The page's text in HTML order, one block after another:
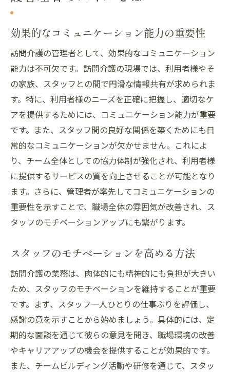
効果的なコミュニケーション能力の重要性
訪問介護の管理者として、効果的なコミュニケーション
能力は不可欠です。訪問介護の現場では、利用者様やそ
の家族、スタッフとの間で円滑な情報共有が求められま
す。特に、利用者様のニーズを正確に把握し、適切なケ
アを提供するためには、コミュニケーション能力が重要
です。また、スタッフ間の良好な関係を築くためにも日
常的なコミュニケーションが欠かせません。これによ
り、チーム全体としての協力体制が強化され、利用者様
に提供するサービスの質を向上させることが可能となり
ます。さらに、管理者が率先してコミュニケーションの
重要性を示すことで、職場全体の雰囲気が改善され、ス
タッフのモチベーションアップにも繋がります。
スタッフのモチベーションを高める方法
訪問介護の業務は、肉体的にも精神的にも負担が大きい
ため、スタッフのモチベーションを維持することが重要
です。まず、スタッフ一人ひとりの仕事ぶりを評価し、
感謝の意を示すことから始めましょう。具体的には、定
期的な面談を通じて彼らの意見を聞き、職場環境の改善
やキャリアアップの機会を提供することが効果的です。
また、チームビルディング活動や研修を通じて、スタッ